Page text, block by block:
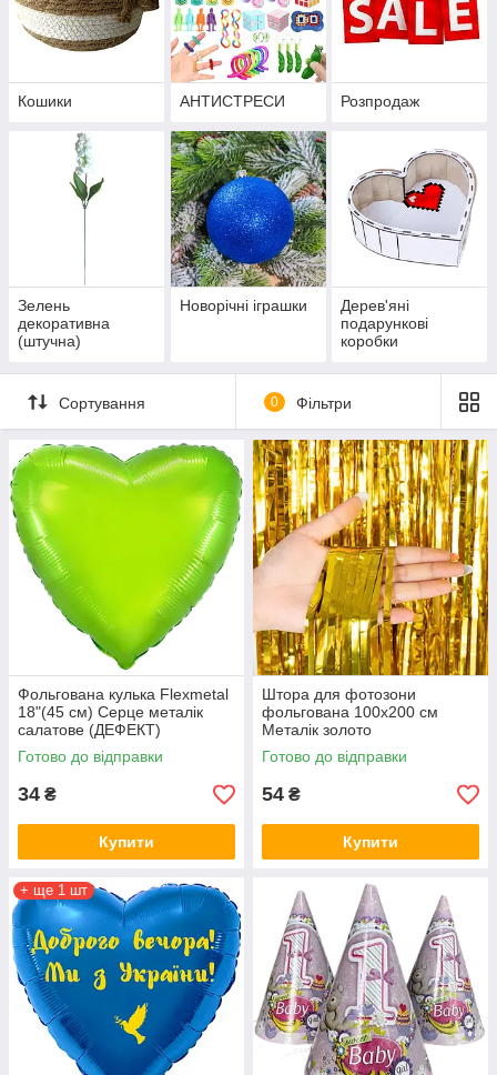
Кошики АНТИСТРЕСИ Розпродаж
Зелень
декоративна
(штучна)
Новорічні іграшки
Дерев'яні
подарункові
коробки
Сортування 0 Фільтри
Фольгована кулька Flexmetal
18"(45 см) Серце металік
салатове (ДЕФЕКТ)
Готово до відправки
34 ₴
Купити
Штора для фотозони
фольгована 100х200 см
Металік золото
Готово до відправки
54 ₴
Купити
+ ще 1 шт